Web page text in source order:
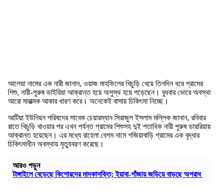
আলেয়া নামের এক নারী জানান, ওয়াজ মাহফিলের খিচুড়ি খেয়ে তিনদিন ধরে গ্রামের
শিশু, নারী-পুরুষ ডাইরিয়া আক্রান্ত হয়ে অসুস্থ হয়ে পড়েছেন। বুধবার ভোরে অবস্থা
আরো মারাত্মক আকার ধারণ করে। অনেকেই বাসায় চিকিৎসা নিচ্ছে।
আটিয়া ইউনিয়ন পরিষদের সাবেক চেয়ারম্যান সিরাজুল ইসলাম মল্লিক জানান, রবিবার
রাতে খিচুড়ি খাওয়ার পর এখন পর্যন্ত গ্রামের শিশুসহ দুই শতাধিক নারী পুরুষ ডায়রিয়ায়
আক্রান্ত হয়েছেন। এর মধ্যে রাহেলা বেগম নামে গজিয়াবাড়ি গ্রামের এক বৃদ্ধার
চিকিৎসাধীন অবস্থায় মৃত্যুবরণ করেছে।
আরও পড়ুন
টাঙ্গাইলে বেড়েছে কিশোরদের মাদকাসক্তি; ইয়াবা-গাঁজায় জড়িয়ে বাড়ছে অপরাধ